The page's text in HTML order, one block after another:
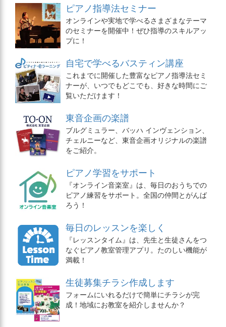
ピアノ指導法セミナー
オンラインや実地で学べるさまざまなテーマ
のセミナーを開催中！ぜひ指導のスキルアッ
プに！
自宅で学べるバスティン講座
これまでに開催した豊富なピアノ指導法セミ
ナーが、いつでもどこでも、好きな時間にご
覧いただけます！
東音企画の楽譜
ブルグミュラー、バッハ インヴェンション、
チェルニーなど、東音企画オリジナルの楽譜
をご紹介。
ピアノ学習をサポート
『オンライン音楽室』は、毎日のおうちでの
ピアノ練習をサポート。全国の仲間とがんば
ろう！
毎日のレッスンを楽しく
『レッスンタイム』は、先生と生徒さんをつ
なぐピアノ教室管理アプリ。たのしい機能が
満載！
生徒募集チラシ作成します
フォームにいれるだけで簡単にチラシが完
成！地域にお教室を紹介しませんか？